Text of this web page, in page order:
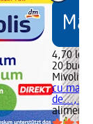
4,70 lei
20 buc
Mivolis
cu
de..., 20